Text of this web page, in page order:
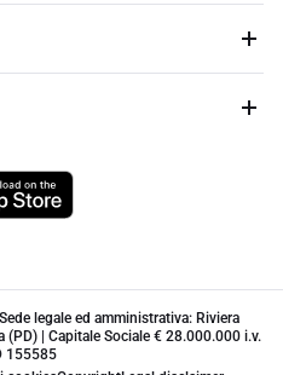
legale ed amministrativa: Riviera
| Capitale Sociale € 28.000.000 i.v.
155585